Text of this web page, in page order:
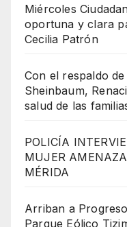
Miércoles
oportuna y clara
Cecilia Patrón
Con el respaldo
Sheinbaum,
salud de las
POLICÍA
MUJER
MÉRIDA
Arriban a
Parque Eólico